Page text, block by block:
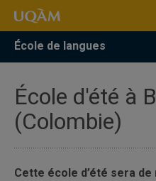
Accéder
recherche
Accéder
menu
pricipal
Accéder
zone
École de langues
École d'été à
(Colombie)
Cette école d’été sera